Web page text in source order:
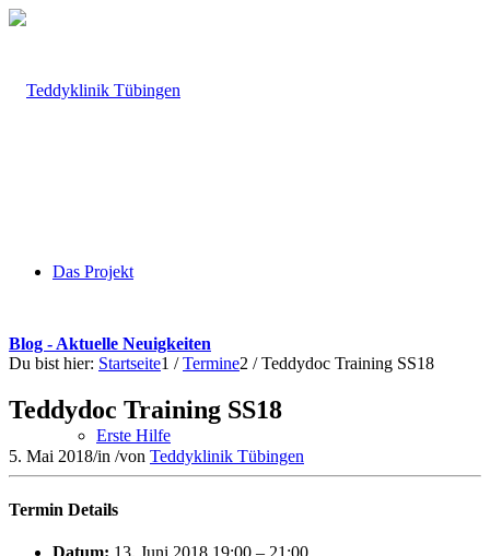
Das Projekt
Erste Hilfe
Blog - Aktuelle Neuigkeiten
Du bist hier: Startseite1 / Termine2 / Teddydoc Training SS18
Teddydoc Training SS18
5. Mai 2018/in /von Teddyklinik Tübingen
Termin Details